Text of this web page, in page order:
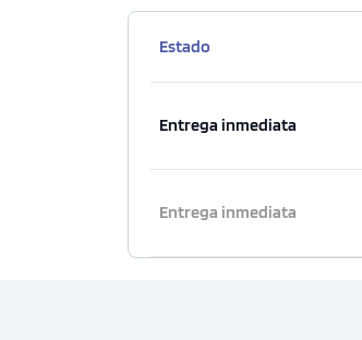
Estado
Entrega inmediata
Entrega inmediata